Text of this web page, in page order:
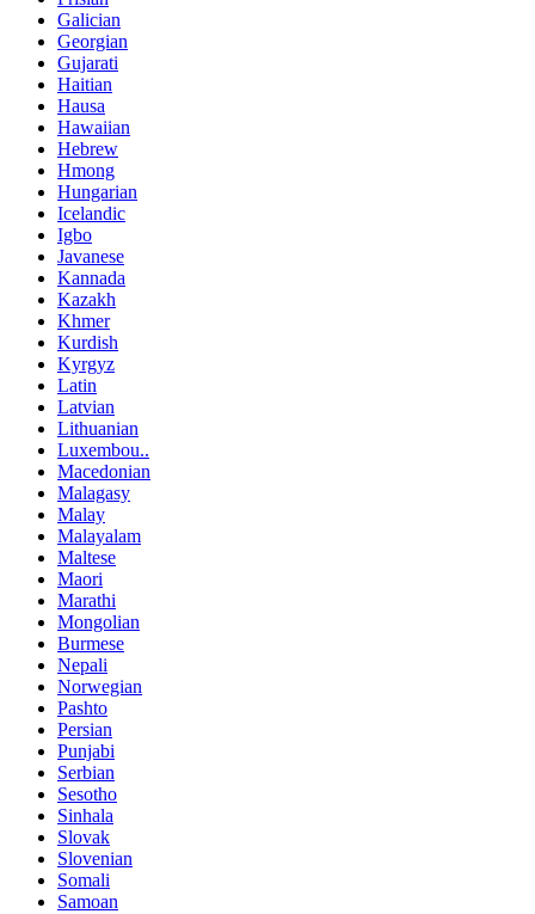
Galician
Georgian
Gujarati
Haitian
Hausa
Hawaiian
Hebrew
Hmong
Hungarian
Icelandic
Igbo
Javanese
Kannada
Kazakh
Khmer
Kurdish
Kyrgyz
Latin
Latvian
Lithuanian
Luxembou..
Macedonian
Malagasy
Malay
Malayalam
Maltese
Maori
Marathi
Mongolian
Burmese
Nepali
Norwegian
Pashto
Persian
Punjabi
Serbian
Sesotho
Sinhala
Slovak
Slovenian
Somali
Samoan